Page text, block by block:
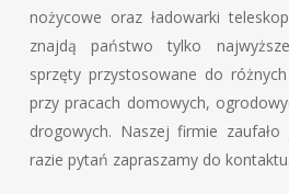
nożycowe oraz ładowarki
znajdą państwo tylko
sprzęty przystosowane do
przy pracach domowych,
drogowych. Naszej firmie
razie pytań zapraszamy do kontaktu.